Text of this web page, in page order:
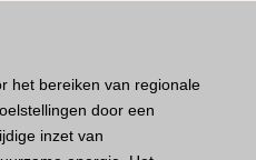
het bereiken van regionale
door een
inzet van